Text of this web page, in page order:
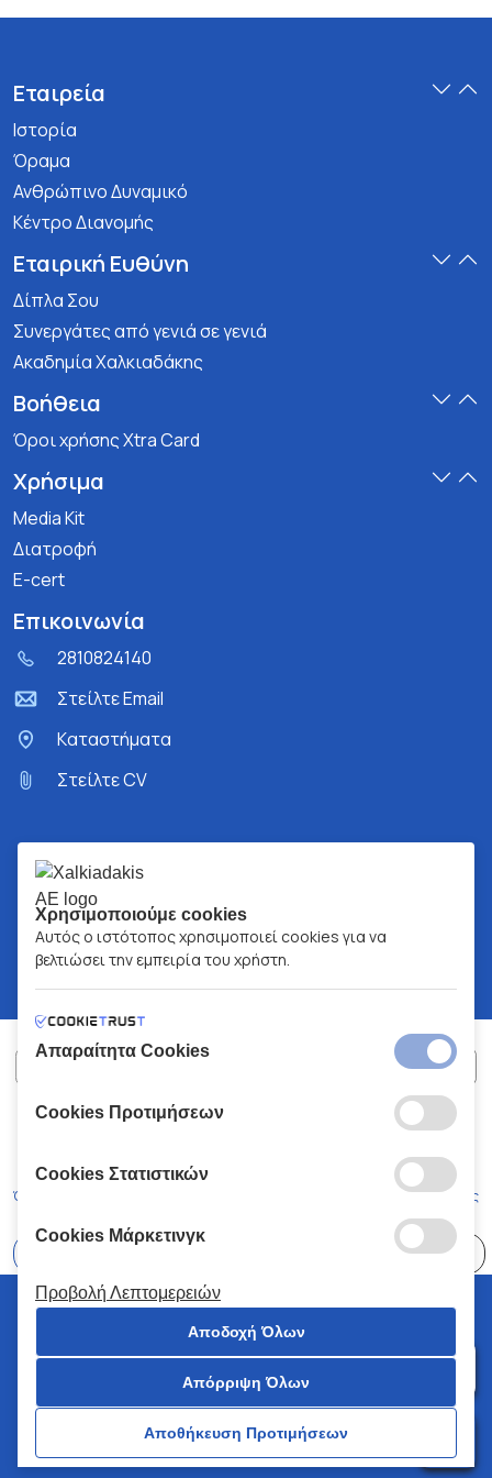
Εταιρεία
Ιστορία
Όραμα
Ανθρώπινο Δυναμικό
Κέντρο Διανομής
Εταιρική Ευθύνη
Δίπλα Σου
Συνεργάτες από γενιά σε γενιά
Ακαδημία Χαλκιαδάκης
Βοήθεια
Όροι χρήσης Xtra Card
Χρήσιμα
Media Kit
Διατροφή
E-cert
Επικοινωνία
2810824140
Στείλτε Email
Kαταστήματα
Στείλτε CV
ΧΑΛΚΙΑΔΑΚΗΣ Α.Ε.
Όροι και Προϋποθέσεις Κώδικας Δεοντολογίας
© 2026 Χαλκιαδάκης all rights reserved
Χρησιμοποιούμε cookies
Αυτός ο ιστότοπος χρησιμοποιεί cookies για να
βελτιώσει την εμπειρία του χρήστη.
Απαραίτητα Cookies
Cookies Προτιμήσεων
Cookies Στατιστικών
Cookies Μάρκετινγκ
Προβολή Λεπτομερειών
Αποδοχή Όλων
Απόρριψη Όλων
Αποθήκευση Προτιμήσεων